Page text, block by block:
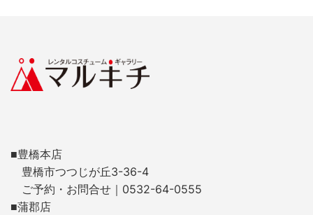
■豊橋本店
豊橋市つつじが丘3-36-4
ご予約・お問合せ｜0532-64-0555
■蒲郡店